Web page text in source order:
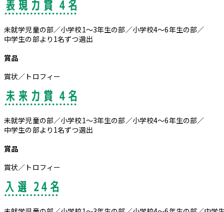
未就学児童の部／小学校1～3年生の部／小学校4～6年生の部／
中学生の部より1名ずつ選出
賞品
賞状／トロフィー
未就学児童の部／小学校1～3年生の部／小学校4～6年生の部／
中学生の部より1名ずつ選出
賞品
賞状／トロフィー